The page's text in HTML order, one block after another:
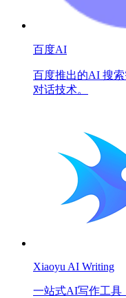
百度AI
百度推出的AI 搜
对话技术。
Xiaoyu AI Writing
一站式AI写作工具